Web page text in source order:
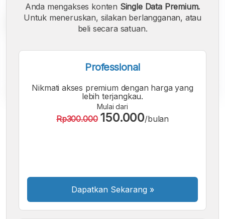
Font
A
Font
A
Font
Anda mengakses konten Single Data Premium.
Untuk meneruskan, silakan berlangganan, atau
beli secara satuan.
Professional
Nikmati akses premium dengan harga yang
lebih terjangkau.
Mulai dari
Rp300.000 150.000/bulan
Dapatkan Sekarang »